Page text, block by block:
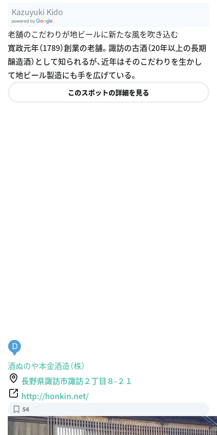
Kazuyuki Kido
oogle Plac
es
老舗のこだわりが地ビールに新たな風を吹き込む
寛政元年（1789）創業の老舗。諏訪の古酒（20年以上の長期
醸造酒）として知られるが、近年はそのこだわりを生かし
て地ビール製造にも手を広げている。
このスポットの詳細を見る
D
酒ぬのや本金酒造（株）
長野県諏訪市諏訪２丁目８-２１
http://honkin.net/
54